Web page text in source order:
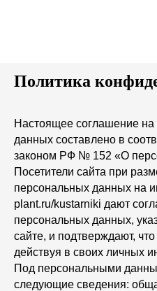
Политика
Настоящее соглашение на
данных составлено в
законом РФ № 152 «О
Посетители сайта при
персональных данных на
plant.ru/kustarniki дают
персональных данных,
сайте, и подтверждают,
действуя в своих личных
Под персональными
следующие сведения: